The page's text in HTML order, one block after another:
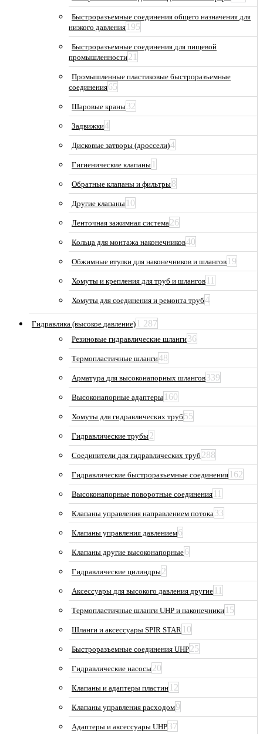
Быстроразъемные соединения общего назначения для
низкого давления 195
Быстроразъемные соединения для пищевой
промышленности21
Промышленные пластиковые быстроразъемные
соединения65
Шаровые краны32
Задвижки4
Дисковые затворы (дроссели)4
Гигиенические клапаны 1
Обратные клапаны и фильтры8
Другие клапаны 10
Ленточная зажимная система26
Кольца для монтажа наконечников40
Обжимные втулки для наконечников и шлангов 19
Хомуты и крепления для труб и шлангов 11
Хомуты для соединения и ремонта труб4
Гидравлика (высокое давление) 1 287
Резиновые гидравлические шланги36
Термопластичные шланги48
Арматура для высоконапорных шлангов339
Высоконапорные адаптеры 160
Хомуты для гидравлических труб 55
Гидравлические трубы2
Соединители для гидравлических труб 288
Гидравлические быстроразъемные соединения 162
Высоконапорные поворотные соединения 11
Клапаны управления направлением потока33
Клапаны управления давлением6
Клапаны другие высоконапорные6
Гидравлические цилиндры2
Аксессуары для высокого давления другие 11
Термопластичные шланги UHP и наконечники 15
Шланги и аксессуары SPIR STAR 10
Быстроразъемные соединения UHP25
Гидравлические насосы20
Клапаны и адаптеры пластин 12
Клапаны управления расходом9
Адаптеры и аксессуары UHP37